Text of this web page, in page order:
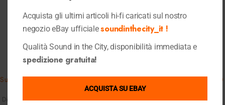
Quick View
Subwoofer Klipsch Reference R-8
Diffusori Audio,Shop,Subwoofer
-21%
Subwoofer Klipsch SPL-120 600
Diffusori Audio,Shop,Subwoofer
Acquista gli ultimi articoli hi-fi caricati sul nostro
negozio eBay ufficialesoundinthecity_it !
Qualità Sound in the City, disponibilità immediata e
spedizione gratuita!
ACQUISTA SU EBAY